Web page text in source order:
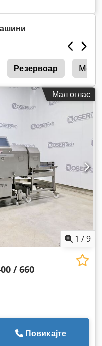
Резервоар
Мал оглас
1 /9
/ 660
Повикајте